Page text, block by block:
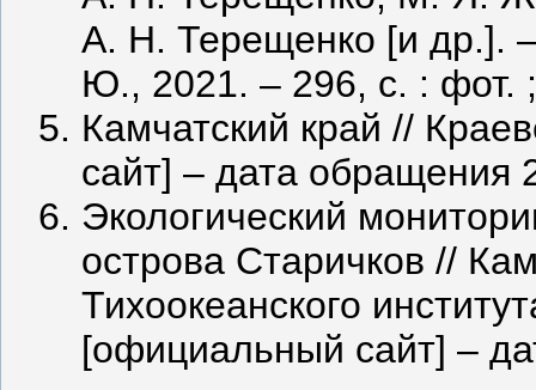
А. Н. Терещенко [и др.].
Ю., 2021. ‒ 296, с. : фот.
Камчатский край //
сайт] ‒ дата обращения
Экологический
острова Старичков //
Тихоокеанского
[официальный сайт] ‒